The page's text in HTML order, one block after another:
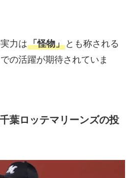
力は「怪物」とも称される
の活躍が期待されていま
葉ロッテマリーンズの投